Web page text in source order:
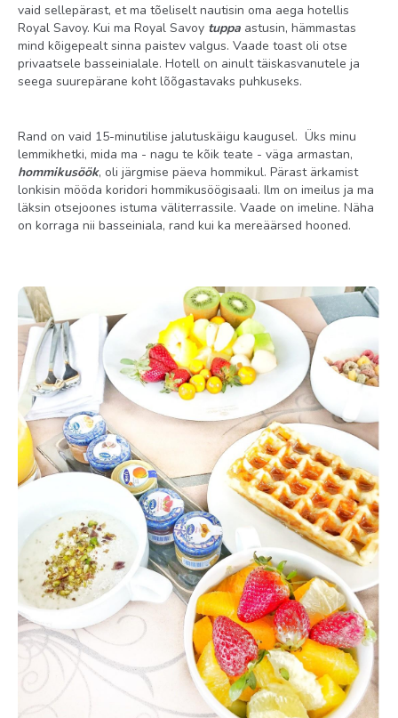
vaid sellepärast, et ma tõeliselt nautisin oma aega hotellis
Royal Savoy. Kui ma Royal Savoy tuppa astusin, hämmastas
mind kõigepealt sinna paistev valgus. Vaade toast oli otse
privaatsele basseinialale. Hotell on ainult täiskasvanutele ja
seega suurepärane koht lõõgastavaks puhkuseks.
Rand on vaid 15-minutilise jalutuskäigu kaugusel. Üks minu
lemmikhetki, mida ma - nagu te kõik teate - väga armastan,
hommikusöök, oli järgmise päeva hommikul. Pärast ärkamist
lonkisin mööda koridori hommikusöögisaali. Ilm on imeilus ja ma
läksin otsejoones istuma väliterrassile. Vaade on imeline. Näha
on korraga nii basseiniala, rand kui ka mereäärsed hooned.